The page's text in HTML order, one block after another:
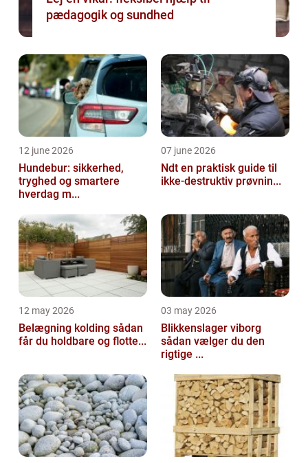
pædagogik og sundhed
12 june 2026
Hundebur: sikkerhed,
tryghed og smartere
hverdag m...
07 june 2026
Ndt en praktisk guide til
ikke-destruktiv prøvnin...
12 may 2026
Belægning kolding sådan
får du holdbare og flotte...
03 may 2026
Blikkenslager viborg
sådan vælger du den
rigtige ...